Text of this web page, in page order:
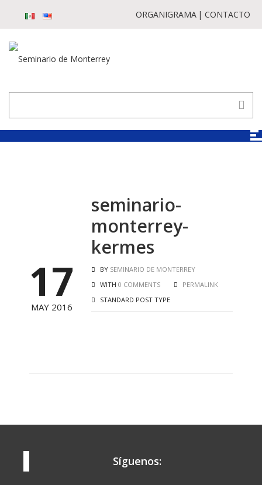
ORGANIGRAMA CONTACTO
17
MAY 2016
seminario-
monterrey-
kermes
BY SEMINARIO DE MONTERREY
WITH 0 COMMENTS
PERMALINK
STANDARD POST TYPE
Síguenos: